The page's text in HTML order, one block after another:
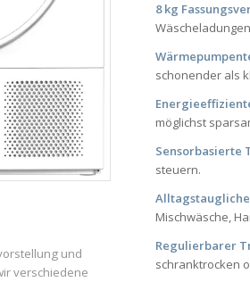
und
verschiedene
8 kg
schonender als
möglichst
Sensorbasierte
steuern.
Mischwäsche,
Regulierbarer
schranktrocken